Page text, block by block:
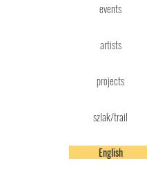
events
artists
projects
szlak/trail
English